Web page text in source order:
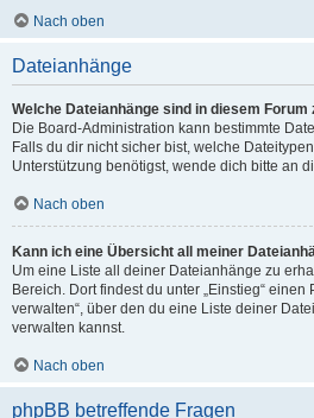
Nach oben
Dateianhänge
Welche Dateianhänge sind in diesem Forum
Die Board-Administration kann bestimmte
Falls du dir nicht sicher bist, welche
Unterstützung benötigst, wende dich bitte an
Nach oben
Kann ich eine Übersicht all meiner
Um eine Liste all deiner Dateianhänge zu
Bereich. Dort findest du unter „Einstieg“ einen
verwalten“, über den du eine Liste deiner
verwalten kannst.
Nach oben
phpBB betreffende Fragen